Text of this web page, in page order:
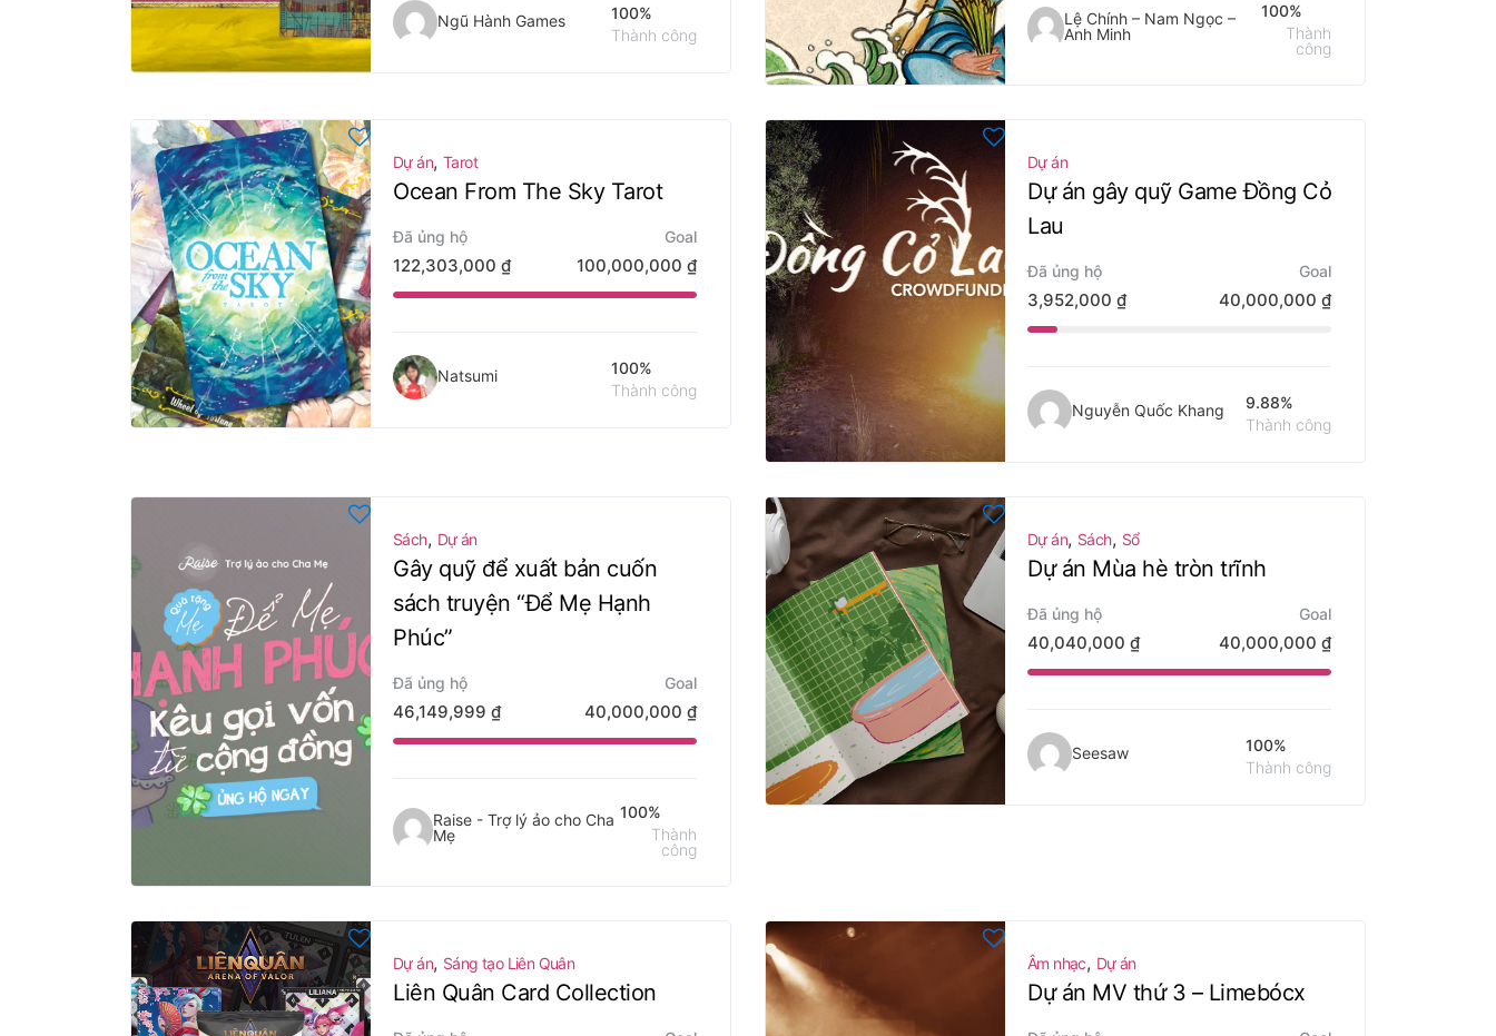
Ngũ Hành Games
100%
Thành công
Lệ Chính – Nam Ngọc –
Anh Minh
100%
Thành
công
Dự án, Tarot
Ocean From The Sky Tarot
122,303,000 ₫
Đã ủng hộ
100,000,000 ₫
Goal
Natsumi
100%
Thành công
Dự án
Dự án gây quỹ Game Đồng Cỏ
Lau
3,952,000 ₫
Đã ủng hộ
40,000,000 ₫
Goal
Nguyễn Quốc Khang
9.88%
Thành công
Sách, Dự án
Gây quỹ để xuất bản cuốn
sách truyện “Để Mẹ Hạnh
Phúc”
46,149,999 ₫
Đã ủng hộ
40,000,000 ₫
Goal
Raise - Trợ lý ảo cho Cha
Mẹ
100%
Thành
công
Dự án, Sách, Sổ
Dự án Mùa hè tròn trĩnh
40,040,000 ₫
Đã ủng hộ
40,000,000 ₫
Goal
Seesaw
100%
Thành công
Dự án, Sáng tạo Liên Quân
Liên Quân Card Collection
Âm nhạc, Dự án
Dự án MV thứ 3 – Limebócx